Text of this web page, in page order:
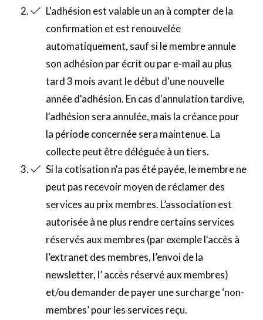
L'adhésion est valable un an à compter de la
confirmation et est renouvelée
automatiquement, sauf si le membre annule
son adhésion par écrit ou par e-mail au plus
tard 3 mois avant le début d'une nouvelle
année d'adhésion. En cas d'annulation tardive,
l'adhésion sera annulée, mais la créance pour
la période concernée sera maintenue. La
collecte peut être déléguée à un tiers.
Si la cotisation n'a pas été payée, le membre ne
peut pas recevoir moyen de réclamer des
services au prix membres. L’association est
autorisée à ne plus rendre certains services
réservés aux membres (par exemple l'accès à
l’extranet des membres, l’envoi de la
newsletter, l’ accès réservé aux membres)
et/ou demander de payer une surcharge ‘non-
membres’ pour les services reçu.